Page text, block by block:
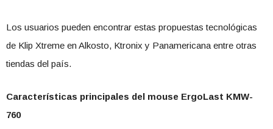
Los usuarios pueden encontrar estas propuestas tecnológicas
de Klip Xtreme en Alkosto, Ktronix y Panamericana entre otras
tiendas del país.
Características principales del mouse ErgoLast KMW-
760